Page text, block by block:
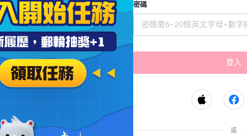
密碼
或